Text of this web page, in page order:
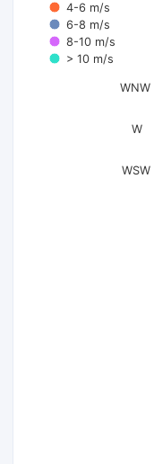
4-6 m/s
6-8 m/s
8-10 m/s
> 10 m/s
WSW
W
WNW